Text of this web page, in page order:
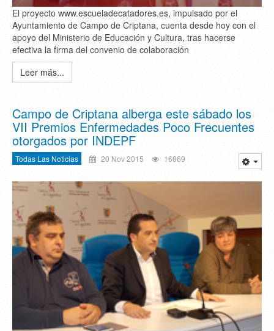
El proyecto www.escueladecatadores.es, impulsado por el
Ayuntamiento de Campo de Criptana, cuenta desde hoy con el
apoyo del Ministerio de Educación y Cultura, tras hacerse
efectiva la firma del convenio de colaboración
Leer más...
Campo de Criptana alberga este sábado los
VII Premios Enfermedades Poco Frecuentes
otorgados por INDEPF
Todas Las Noticias 20 Nov 2015 16869